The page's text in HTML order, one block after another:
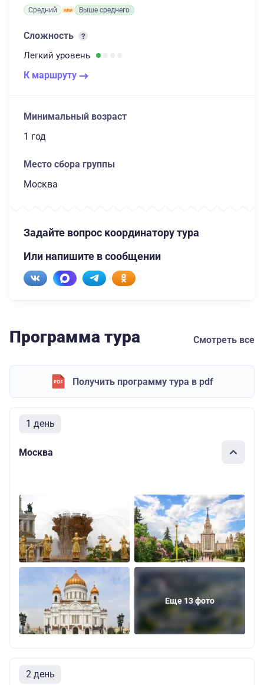
Средний Выше среднего
Сложность
Легкий уровень
К маршруту
Минимальный возраст
1 год
Место сбора группы
Москва
Задайте вопрос координатору тура
Или напишите в сообщении
Программа тура Смотреть все
Получить программу тура в pdf
1 день
Москва
Еще 13 фото
2 день